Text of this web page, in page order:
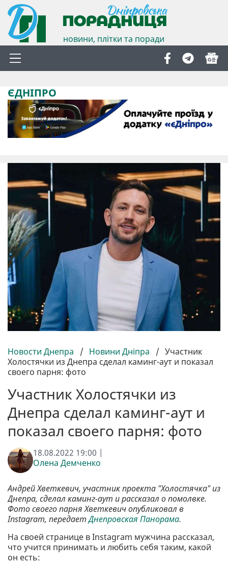
новини, плітки та поради
ЄДНІПРО
Новости Днепра / Новини Дніпра / Участник
Холостячки из Днепра сделал каминг-аут и показал
своего парня: фото
Участник Холостячки из
Днепра сделал каминг-аут и
показал своего парня: фото
18.08.2022 19:00 |
Олена Демченко
Андрей Хветкевич, участник проекта "Холостячка" из
Днепра, сделал каминг-аут и рассказал о помолвке.
Фото своего парня Хветкевич опубликовал в
Instagram, передаетДнепровская Панорама.
На своей странице в Instagram мужчина рассказал,
что учится принимать и любить себя таким, какой
он есть: